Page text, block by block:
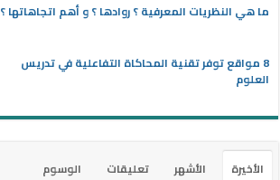
ما هي النظريات المعرفية ؟ روادها ؟ و أهم اتجاهاتها ؟
8 مواقع توفر تقنية المحاكاة التفاعلية في تدريس
العلوم
الأخيرة الأشهر تعليقات
الوسوم